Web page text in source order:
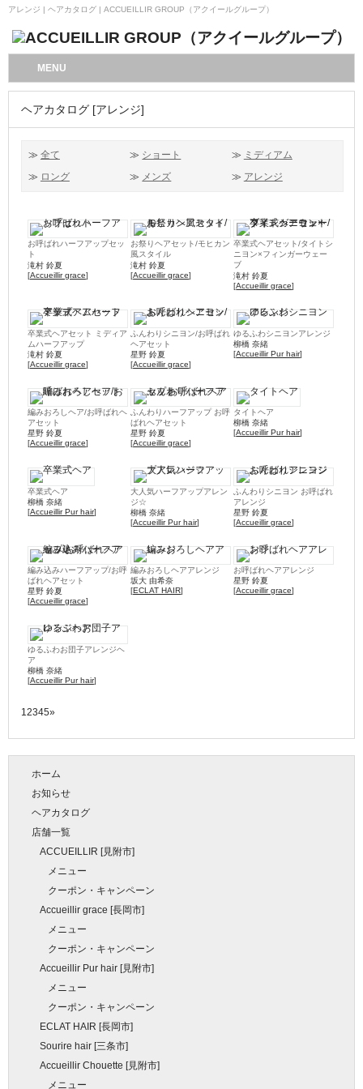
アレンジ | ヘアカタログ | ACCUEILLIR GROUP（アクイールグループ）
MENU
ヘアカタログ [アレンジ]
≫ 全て ≫ ショート ≫ ミディアム
≫ ロング ≫ メンズ ≫ アレンジ
お呼ばれハーフアップセッ
ト
滝村 鈴夏
[Accueillir grace]
お祭りヘアセット/モヒカン
風スタイル
滝村 鈴夏
[Accueillir grace]
卒業式ヘアセット/タイトシ
ニヨン×フィンガーウェー
ブ
滝村 鈴夏
[Accueillir grace]
卒業式ヘアセット ミディア
ムハーフアップ
滝村 鈴夏
[Accueillir grace]
ふんわりシニヨン/お呼ばれ
ヘアセット
星野 鈴夏
[Accueillir grace]
ゆるふわシニヨンアレンジ
柳橋 奈緒
[Accueillir Pur hair]
編みおろしヘア/お呼ばれヘ
アセット
星野 鈴夏
[Accueillir grace]
ふんわりハーフアップ お呼
ばれヘアセット
星野 鈴夏
[Accueillir grace]
タイトヘア
柳橋 奈緒
[Accueillir Pur hair]
卒業式ヘア
柳橋 奈緒
[Accueillir Pur hair]
大人気ハーフアップアレン
ジ☆
柳橋 奈緒
[Accueillir Pur hair]
ふんわりシニヨン お呼ばれ
アレンジ
星野 鈴夏
[Accueillir grace]
編み込みハーフアップ/お呼
ばれヘアセット
星野 鈴夏
[Accueillir grace]
編みおろしヘアアレンジ
坂大 由希奈
[ECLAT HAIR]
お呼ばれヘアアレンジ
星野 鈴夏
[Accueillir grace]
ゆるふわお団子アレンジヘ
ア
柳橋 奈緒
[Accueillir Pur hair]
12345»
ホーム
お知らせ
ヘアカタログ
店舗一覧
ACCUEILLIR [見附市]
メニュー
クーポン・キャンペーン
Accueillir grace [長岡市]
メニュー
クーポン・キャンペーン
Accueillir Pur hair [見附市]
メニュー
クーポン・キャンペーン
ECLAT HAIR [長岡市]
Sourire hair [三条市]
Accueillir Chouette [見附市]
メニュー